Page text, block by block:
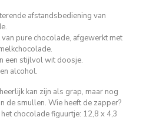
afstandsbediening van
van pure chocolade, afgewerkt met
een stijlvol wit doosje.
alcohol.
kan zijn als grap, maar nog
de smullen. Wie heeft de zapper?
chocolade figuurtje: 12,8 x 4,3